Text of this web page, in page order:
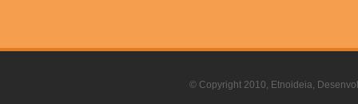
© Copyright 2010, Etnoideia,